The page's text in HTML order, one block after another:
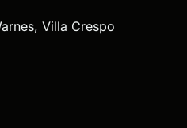
Villa Crespo